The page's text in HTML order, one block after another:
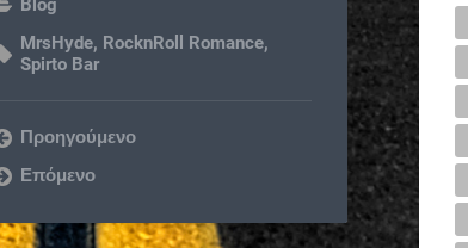
Blog
MrsHyde, RocknRoll Romance,
Spirto Bar
Προηγούμενο
Επόμενο